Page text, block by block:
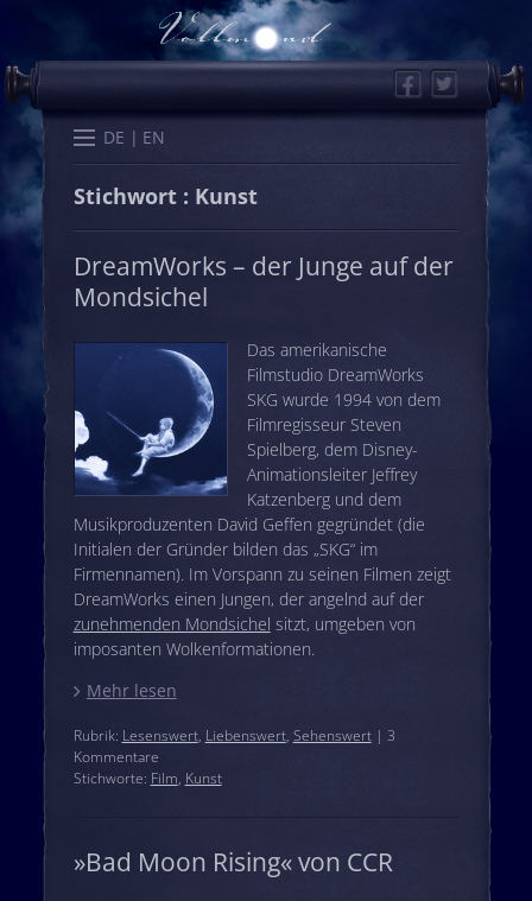
FacebookTwitter
DE EN
Start Kalender Karten
Stichwort : Kunst
DreamWorks – der Junge auf der
Mondsichel
Das amerikanische
Filmstudio DreamWorks
SKG wurde 1994 von dem
Filmregisseur Steven
Spielberg, dem Disney-
Animationsleiter Jeffrey
Katzenberg und dem
Musikproduzenten David Geffen gegründet (die
Initialen der Gründer bilden das „SKG“ im
Firmennamen). Im Vorspann zu seinen Filmen zeigt
DreamWorks einen Jungen, der angelnd auf der
zunehmenden Mondsichel sitzt, umgeben von
imposanten Wolkenformationen.
Mehr lesen
Rubrik: Lesenswert, Liebenswert, Sehenswert| 3
Kommentare
Stichworte: Film, Kunst
»Bad Moon Rising« von CCR